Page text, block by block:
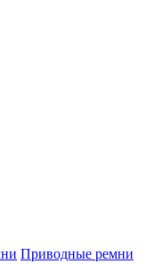
Приводные ремни